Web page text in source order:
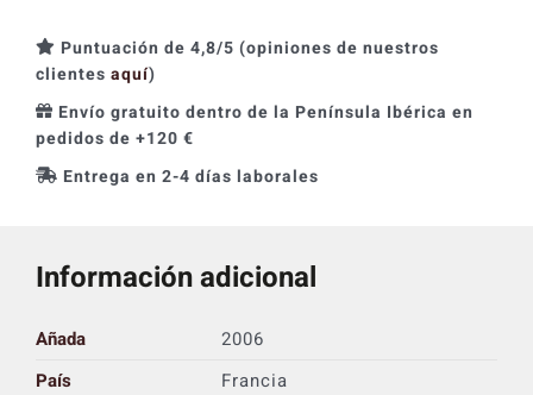
Puntuación de 4,8/5 (opiniones de nuestros
clientes aquí)
Envío gratuito dentro de la Península Ibérica en
pedidos de +120 €
Entrega en 2-4 días laborales
Información adicional
Añada
2006
País
Francia